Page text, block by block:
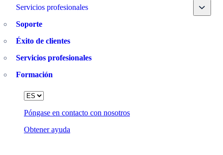
Servicios profesionales Toggle
Soporte
Éxito de clientes
Servicios profesionales
Formación
Póngase en contacto con nosotros
Obtener ayuda
Language